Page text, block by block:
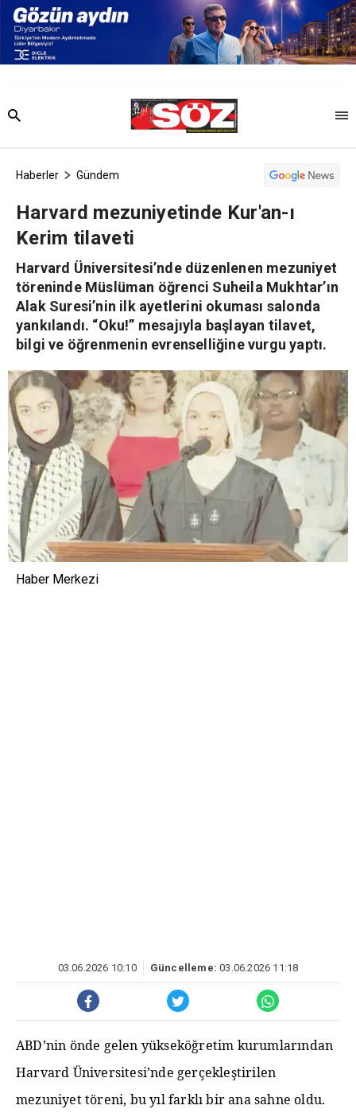
Haberler Gündem
Harvard mezuniyetinde Kur'an-ı
Kerim tilaveti
Harvard Üniversitesi’nde düzenlenen mezuniyet
töreninde Müslüman öğrenci Suheila Mukhtar’ın
Alak Suresi’nin ilk ayetlerini okuması salonda
yankılandı. “Oku!” mesajıyla başlayan tilavet,
bilgi ve öğrenmenin evrenselliğine vurgu yaptı.
Haber Merkezi
03.06.2026 10:10 Güncelleme: 03.06.2026 11:18
ABD’nin önde gelen yükseköğretim kurumlarından
Harvard Üniversitesi’nde gerçekleştirilen
mezuniyet töreni, bu yıl farklı bir ana sahne oldu.